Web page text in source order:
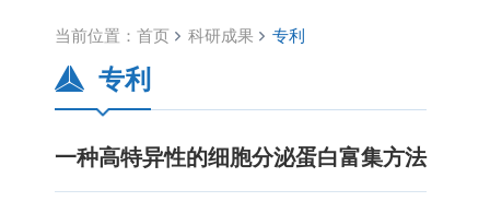
当前位置： 首页 科研成果 专利
专利
一种高特异性的细胞分泌蛋白富集方法